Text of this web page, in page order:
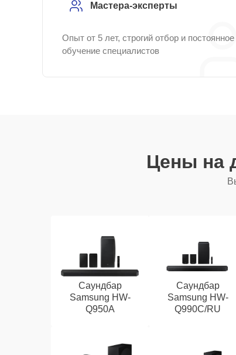
Мастера-эксперты
Опыт от 5 лет, строгий отбор и постоянное
обучение специалистов
Цены на
Саундбар
Samsung HW-
Q950A
Саундбар
Samsung HW-
Q990C/RU